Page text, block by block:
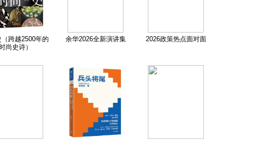
（跨越2500年的
时尚史诗）
余华2026全新演讲集 2026政策热点面对面